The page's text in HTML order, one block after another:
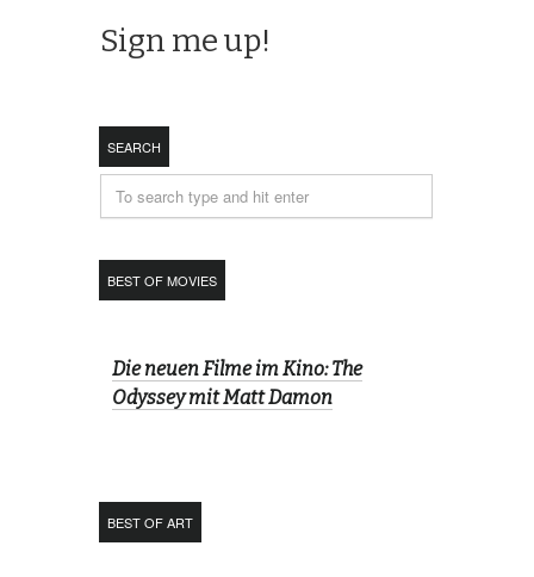
SEARCH
BEST OF MOVIES
Die neuen Filme im Kino: The
Odyssey mit Matt Damon
BEST OF ART